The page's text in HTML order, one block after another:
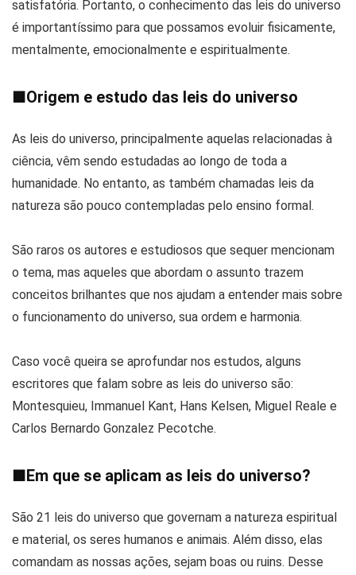
satisfatória. Portanto, o conhecimento das leis do universo
é importantíssimo para que possamos evoluir fisicamente,
mentalmente, emocionalmente e espiritualmente.
■Origem e estudo das leis do universo
As leis do universo, principalmente aquelas relacionadas à
ciência, vêm sendo estudadas ao longo de toda a
humanidade. No entanto, as também chamadas leis da
natureza são pouco contempladas pelo ensino formal.
São raros os autores e estudiosos que sequer mencionam
o tema, mas aqueles que abordam o assunto trazem
conceitos brilhantes que nos ajudam a entender mais sobre
o funcionamento do universo, sua ordem e harmonia.
Caso você queira se aprofundar nos estudos, alguns
escritores que falam sobre as leis do universo são:
Montesquieu, Immanuel Kant, Hans Kelsen, Miguel Reale e
Carlos Bernardo Gonzalez Pecotche.
■Em que se aplicam as leis do universo?
São 21 leis do universo que governam a natureza espiritual
e material, os seres humanos e animais. Além disso, elas
comandam as nossas ações, sejam boas ou ruins. Desse